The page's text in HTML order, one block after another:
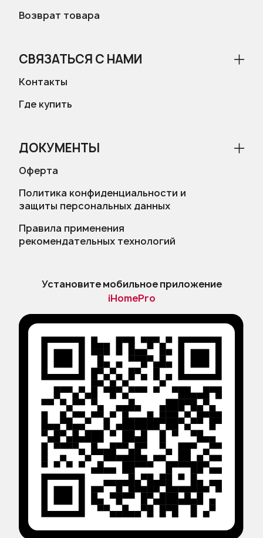
Возврат товара
СВЯЗАТЬСЯ С НАМИ
Контакты
Где купить
ДОКУМЕНТЫ
Оферта
Политика конфиденциальности и
защиты персональных данных
Правила применения
рекомендательных технологий
Установите мобильное приложение
iHomePro